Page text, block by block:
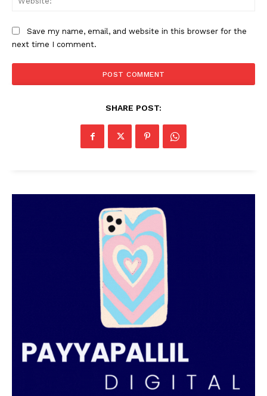
Save my name, email, and website in this browser for the
next time I comment.
SHARE POST: